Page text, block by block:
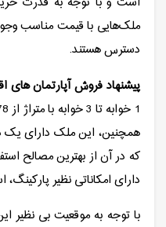
ملک‌هایی با قیمت مناسب
دسترس هستند.
پیشنهاد فروش آپارتمان های
همچنین، این ملک دارای یک
که در آن از بهترین مصالح
دارای امکاناتی نظیر پارکینگ، استخر و